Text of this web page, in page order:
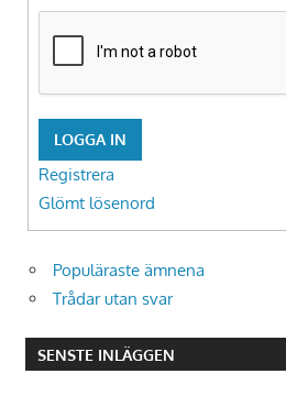
LOGGA IN
Registrera
Glömt lösenord
Populäraste ämnena
Trådar utan svar
SENSTE INLÄGGEN